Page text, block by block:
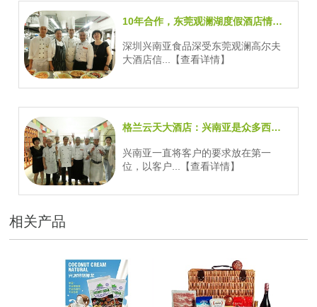
10年合作，东莞观澜湖度假酒店情系兴南亚进口食材
深圳兴南亚食品深受东莞观澜高尔夫
大酒店信... 【查看详情】
格兰云天大酒店：兴南亚是众多西餐食材配送公司中值得信赖的伙伴
兴南亚一直将客户的要求放在第一
位，以客户...
【查看详情】
相关产品